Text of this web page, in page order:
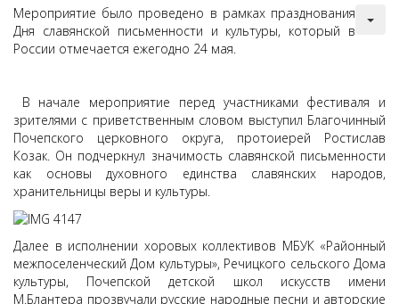
Мероприятие было проведено в рамках празднования
Дня славянской письменности и культуры, который в
России отмечается ежегодно 24 мая.
В начале мероприятие перед участниками фестиваля и
зрителями с приветственным словом выступил Благочинный
Почепского церковного округа, протоиерей Ростислав
Козак. Он подчеркнул значимость славянской письменности
как основы духовного единства славянских народов,
хранительницы веры и культуры.
Далее в исполнении хоровых коллективов МБУК «Районный
межпоселенческий Дом культуры», Речицкого сельского Дома
культуры, Почепской детской школ искусств имени
М.Блантера прозвучали русские народные песни и авторские